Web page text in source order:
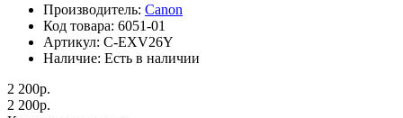
Производитель: Canon
Код товара: 6051-01
Артикул: C-EXV26Y
Наличие: Есть в наличии
2 200р.
2 200р.